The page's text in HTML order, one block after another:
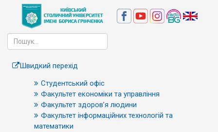
Швидкий перехід
Студентський офіс
Факультет економіки та управління
Факультет здоров’я людини
Факультет інформаційних технологій та
математики